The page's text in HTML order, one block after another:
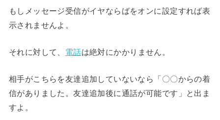
もしメッセージ受信がイヤならばをオンに設定すれば表
示されませんよ。
それに対して、 電話は絶対にかかりません。
相手がこちらを友達追加していないなら「〇〇からの着
信がありました。友達追加後に通話が可能です」と出ま
すよ。